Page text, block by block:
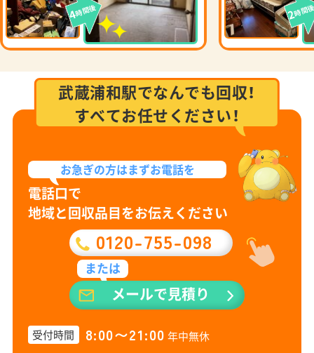
4時間後 2時間
武蔵浦和駅でなんでも回収！
すべてお任せください！
お急ぎの方はまずお電話を
電話口で
地域と回収品目をお伝えください
0120-755-098
または
メールで見積り
受付時間 8:00〜21:00 年中無休